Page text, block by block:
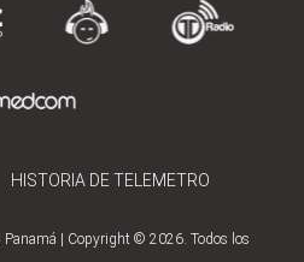
HISTORIA DE TELEMETRO
Panamá | Copyright © 2026. Todos los